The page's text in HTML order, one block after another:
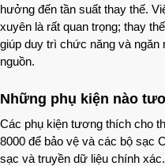
hưởng đến tần suất thay thế.
xuyên là rất quan trọng; thay
giúp duy trì chức năng và ngăn
nguồn.
Những phụ kiện nào
Các phụ kiện tương thích cho
8000 để bảo vệ và các bộ sạc
sạc và truyền dữ liệu chính